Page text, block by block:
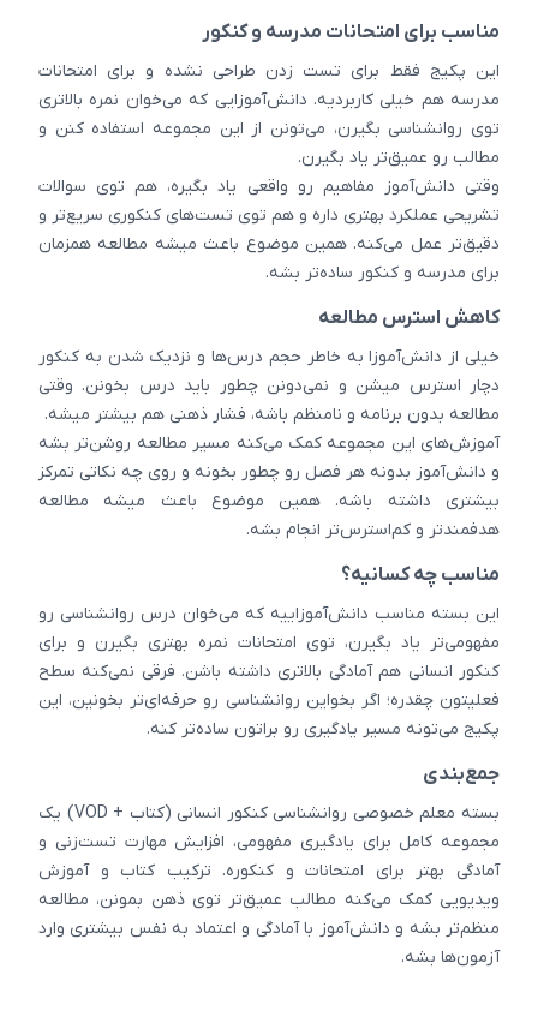
مناسب برای امتحانات مدرسه و کنکور
این پکیج فقط برای تست زدن طراحی نشده و برای امتحانات
مدرسه هم خیلی کاربردیه. دانش‌آموزایی که می‌خوان نمره بالاتری
توی روانشناسی بگیرن، می‌تونن از این مجموعه استفاده کنن و
مطالب رو عمیق‌تر یاد بگیرن.
وقتی دانش‌آموز مفاهیم رو واقعی یاد بگیره، هم توی سوالات
تشریحی عملکرد بهتری داره و هم توی تست‌های کنکوری سریع‌تر و
دقیق‌تر عمل می‌کنه. همین موضوع باعث میشه مطالعه همزمان
برای مدرسه و کنکور ساده‌تر بشه.
کاهش استرس مطالعه
خیلی از دانش‌آموزا به خاطر حجم درس‌ها و نزدیک شدن به کنکور
دچار استرس میشن و نمی‌دونن چطور باید درس بخونن. وقتی
مطالعه بدون برنامه و نامنظم باشه، فشار ذهنی هم بیشتر میشه.
آموزش‌های این مجموعه کمک می‌کنه مسیر مطالعه روشن‌تر بشه
و دانش‌آموز بدونه هر فصل رو چطور بخونه و روی چه نکاتی تمرکز
بیشتری داشته باشه. همین موضوع باعث میشه مطالعه
هدفمندتر و کم‌استرس‌تر انجام بشه.
مناسب چه کسانیه؟
این بسته مناسب دانش‌آموزاییه که می‌خوان درس روانشناسی رو
مفهومی‌تر یاد بگیرن، توی امتحانات نمره بهتری بگیرن و برای
کنکور انسانی هم آمادگی بالاتری داشته باشن. فرقی نمی‌کنه سطح
فعلیتون چقدره؛ اگر بخواین روانشناسی رو حرفه‌ای‌تر بخونین، این
پکیج می‌تونه مسیر یادگیری رو براتون ساده‌تر کنه.
جمع‌بندی
بسته معلم خصوصی روانشناسی کنکور انسانی (کتاب + VOD) یک
مجموعه کامل برای یادگیری مفهومی، افزایش مهارت تست‌زنی و
آمادگی بهتر برای امتحانات و کنکوره. ترکیب کتاب و آموزش
ویدیویی کمک می‌کنه مطالب عمیق‌تر توی ذهن بمونن، مطالعه
منظم‌تر بشه و دانش‌آموز با آمادگی و اعتماد به نفس بیشتری وارد
آزمون‌ها بشه.